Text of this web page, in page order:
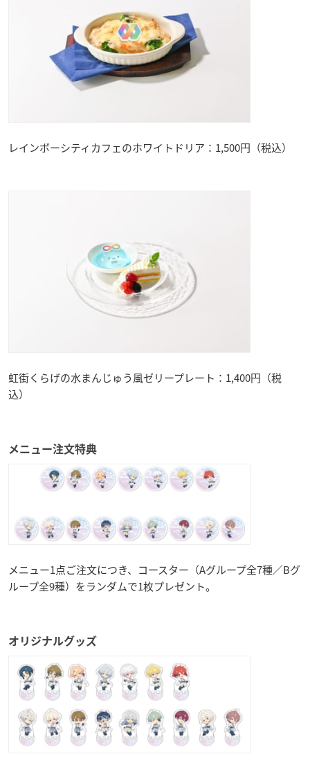
レインボーシティカフェのホワイトドリア：1,500円（税込）
虹街くらげの水まんじゅう風ゼリープレート：1,400円（税
込）
メニュー注文特典
メニュー1点ご注文につき、コースター（Aグループ全7種／Bグ
ループ全9種）をランダムで1枚プレゼント。
オリジナルグッズ